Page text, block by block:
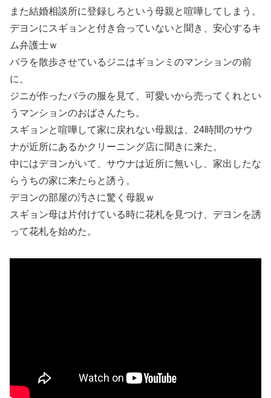
また結婚相談所に登録しろという母親と喧嘩してしまう。
デヨンにスギョンと付き合っていないと聞き、安心するキ
ム弁護士ｗ
バラを散歩させているジニはギョンミのマンションの前
に。
ジニが作ったバラの服を見て、可愛いから売ってくれとい
うマンションのおばさんたち。
スギョンと喧嘩して家に戻れない母親は、24時間のサウ
ナが近所にあるかクリーニング店に聞きに来た。
中にはデヨンがいて、サウナは近所に無いし、家出したな
らうちの家に来たらと誘う。
デヨンの部屋の汚さに驚く母親ｗ
スギョン母は片付けている時に花札を見つけ、デヨンを誘
って花札を始めた。